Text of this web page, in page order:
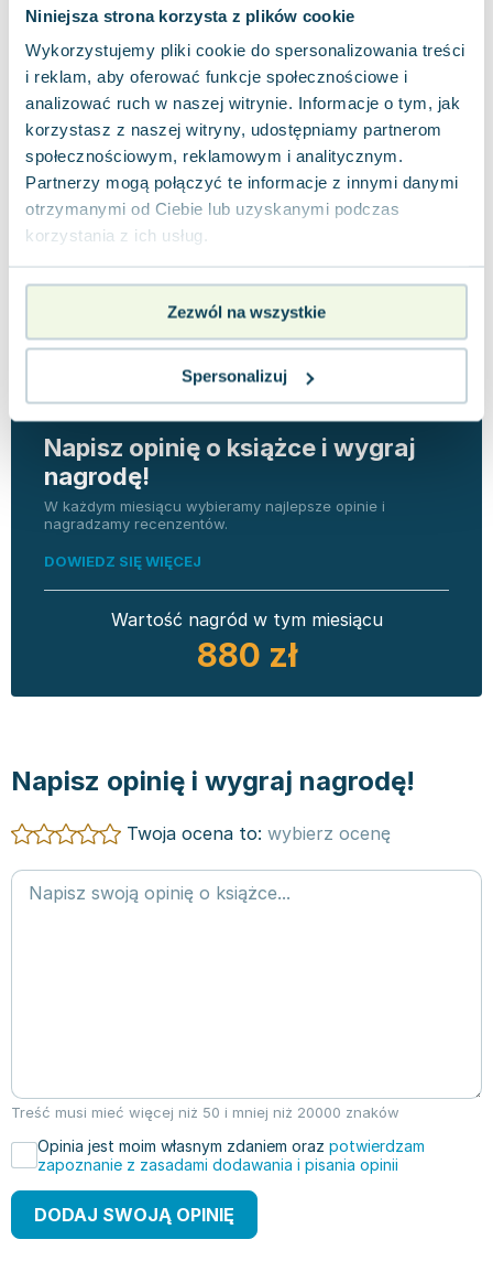
Niniejsza strona korzysta z plików cookie
Wykorzystujemy pliki cookie do spersonalizowania treści
i reklam, aby oferować funkcje społecznościowe i
analizować ruch w naszej witrynie. Informacje o tym, jak
korzystasz z naszej witryny, udostępniamy partnerom
społecznościowym, reklamowym i analitycznym.
Partnerzy mogą połączyć te informacje z innymi danymi
otrzymanymi od Ciebie lub uzyskanymi podczas
korzystania z ich usług.
Zezwól na wszystkie
Spersonalizuj
20.09 zł jak nowa
Do koszyka
40.92 zł nowa
Do koszyka
Opinie
użytkowników
Napisz opinię o książce i wygraj
nagrodę!
W każdym miesiącu wybieramy najlepsze opinie i
nagradzamy recenzentów.
DOWIEDZ SIĘ WIĘCEJ
Wartość nagród w tym miesiącu
880 zł
Napisz opinię i wygraj nagrodę!
Twoja ocena to: wybierz ocenę
Treść musi mieć więcej niż 50 i mniej niż 20000 znaków
Opinia jest moim własnym zdaniem oraz potwierdzam
zapoznanie z zasadami dodawania i pisania opinii
DODAJ SWOJĄ OPINIĘ